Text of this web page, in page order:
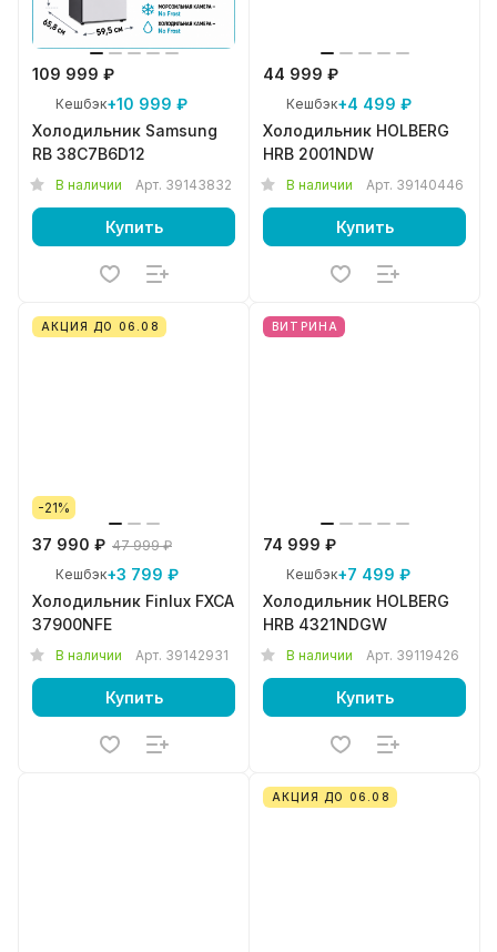
109 999 ₽
Кешбэк+10 999 ₽
Холодильник Samsung
RB 38C7B6D12
В наличии Арт. 39143832
Купить
44 999 ₽
Кешбэк+4 499 ₽
Холодильник HOLBERG
HRB 2001NDW
В наличии Арт. 39140446
Купить
АКЦИЯ ДО 06.08
-21%
37 990 ₽ 47 999 ₽
Кешбэк+3 799 ₽
Холодильник Finlux FXCA
37900NFE
В наличии Арт. 39142931
Купить
ВИТРИНА
74 999 ₽
Кешбэк+7 499 ₽
Холодильник HOLBERG
HRB 4321NDGW
В наличии Арт. 39119426
Купить
АКЦИЯ ДО 06.08